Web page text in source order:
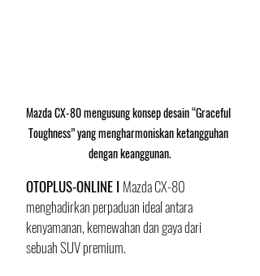
Mazda CX-80 mengusung konsep desain “Graceful
Toughness” yang mengharmoniskan ketangguhan
dengan keanggunan.
OTOPLUS-ONLINE I Mazda CX-80
menghadirkan perpaduan ideal antara
kenyamanan, kemewahan dan gaya dari
sebuah SUV premium.